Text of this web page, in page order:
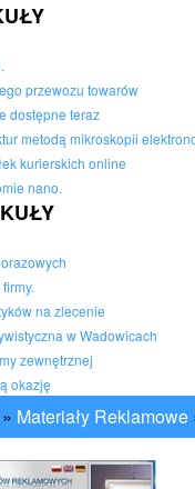
przewozu towarów
dostępne teraz
metodą mikroskopii
kurierskich online
nano.
na zlecenie
w Wadowicach
zewnętrznej
okazję
» Materiały Reklamowe